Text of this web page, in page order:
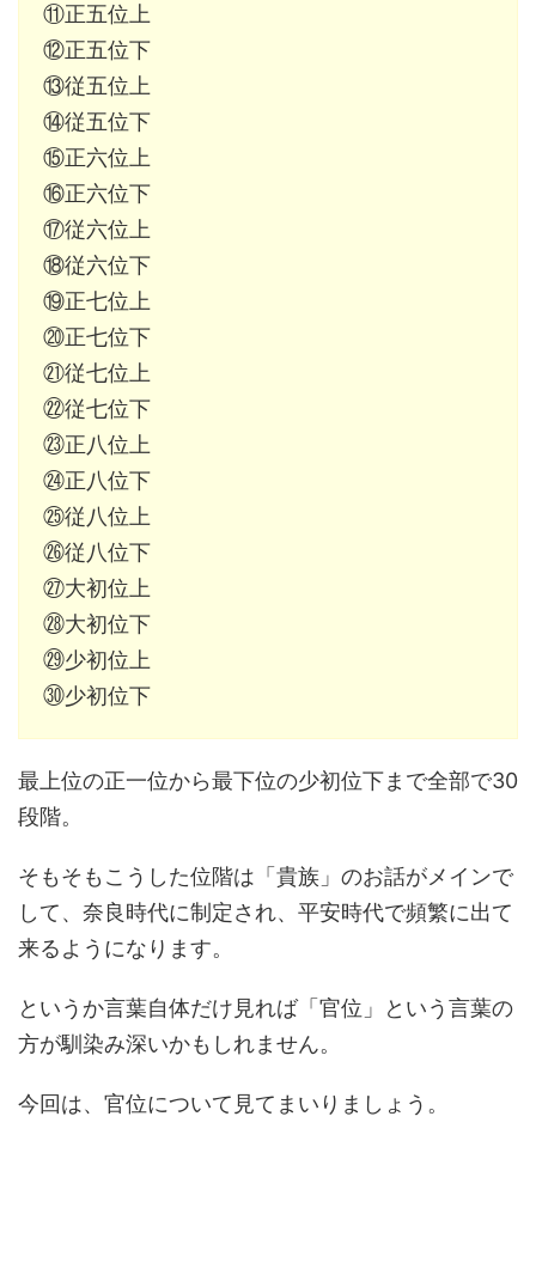
⑪正五位上
⑫正五位下
⑬従五位上
⑭従五位下
⑮正六位上
⑯正六位下
⑰従六位上
⑱従六位下
⑲正七位上
⑳正七位下
㉑従七位上
㉒従七位下
㉓正八位上
㉔正八位下
㉕従八位上
㉖従八位下
㉗大初位上
㉘大初位下
㉙少初位上
㉚少初位下
最上位の正一位から最下位の少初位下まで全部で30
段階。
そもそもこうした位階は「貴族」のお話がメインで
して、奈良時代に制定され、平安時代で頻繁に出て
来るようになります。
というか言葉自体だけ見れば「官位」という言葉の
方が馴染み深いかもしれません。
今回は、官位について見てまいりましょう。